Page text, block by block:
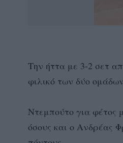
Την ήττα με 3-2 σετ
φιλικό των δύο
Ντεμπούτο για φέτος
όσους και ο Ανδρέας